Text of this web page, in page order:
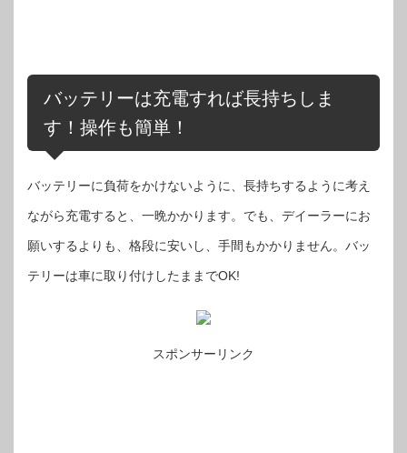
バッテリーは充電すれば長持ちしま
す！操作も簡単！
バッテリーに負荷をかけないように、長持ちするように考え
ながら充電すると、一晩かかります。でも、デイーラーにお
願いするよりも、格段に安いし、手間もかかりません。バッ
テリーは車に取り付けしたままでOK!
スポンサーリンク